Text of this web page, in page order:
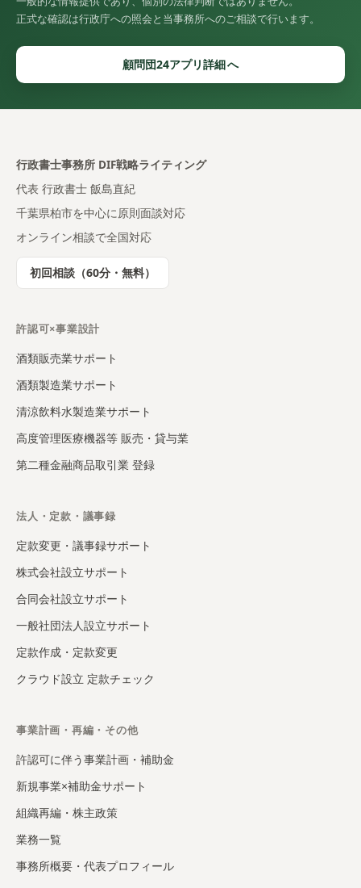
正式な確認は行政庁への照会と当事務所へのご相談で行います。
顧問団24アプリ詳細
行政書士事務所 DIF戦略ライティング
代表 行政書士 飯島直紀
千葉県柏市を中心に原則面談対応
オンライン相談で全国対応
初回相談（60分・無料）
許認可×事業設計
酒類販売業サポート
酒類製造業サポート
清涼飲料水製造業サポート
高度管理医療機器等 販売・貸与業
第二種金融商品取引業 登録
法人・定款・議事録
定款変更・議事録サポート
株式会社設立サポート
合同会社設立サポート
一般社団法人設立サポート
定款作成・定款変更
クラウド設立 定款チェック
事業計画・再編・その他
許認可に伴う事業計画・補助金
新規事業×補助金サポート
組織再編・株主政策
業務一覧
事務所概要・代表プロフィール